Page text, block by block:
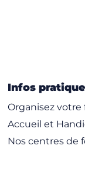
Infos
Organisez
Accueil et
Nos centres de